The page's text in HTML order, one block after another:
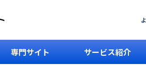
専門サイト サービス紹介